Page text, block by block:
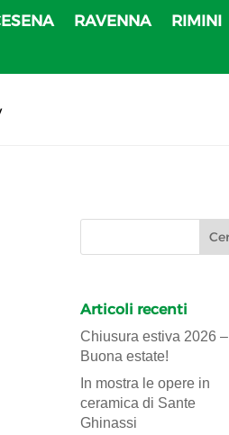
RAVENNA RIMINI
Articoli recenti
Chiusura estiva 2026 –
Buona estate!
In mostra le opere in
ceramica di Sante
Ghinassi